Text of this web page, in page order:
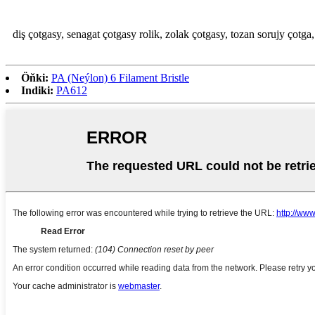
diş çotgasy, senagat çotgasy rolik, zolak çotgasy, tozan sorujy
Öňki: PA (Neýlon) 6 Filament Bristle
Indiki: PA612